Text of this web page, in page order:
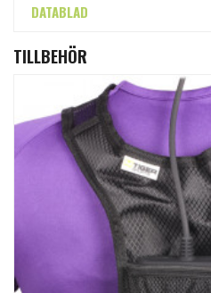
DATABLAD
TILLBEHÖR